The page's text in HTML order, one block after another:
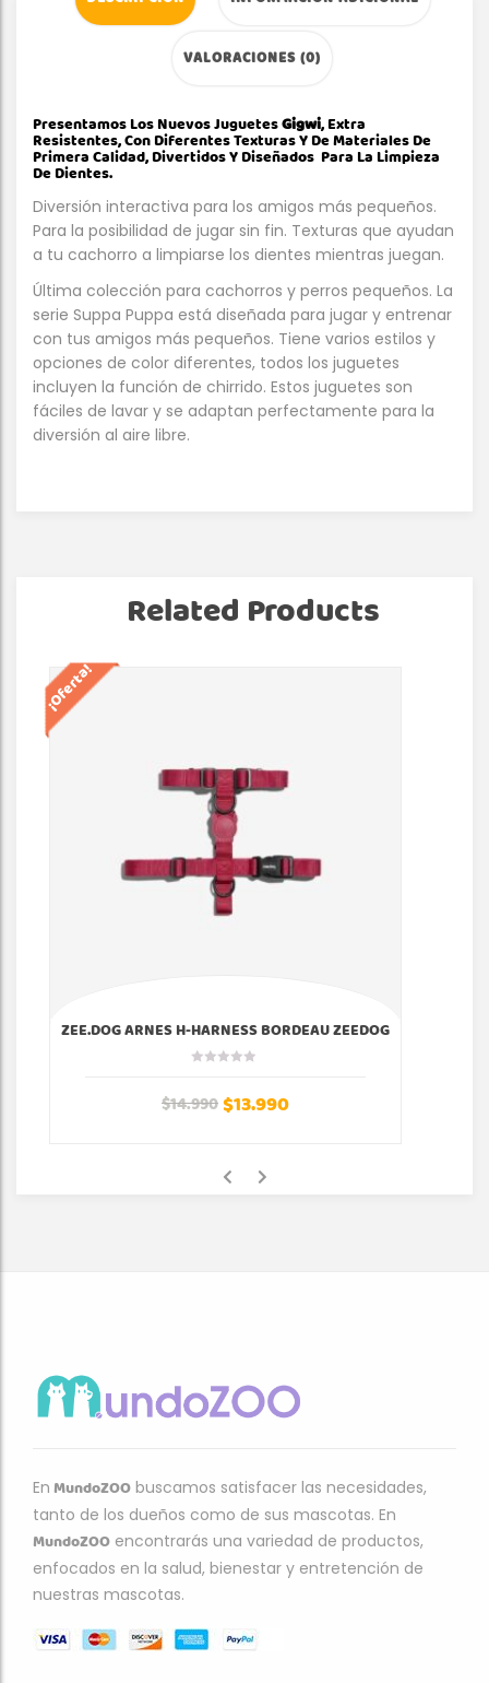
VALORACIONES (0)
Presentamos Los Nuevos JuguetesGigwi, Extra
Resistentes, Con Diferentes Texturas Y De Materiales De
Primera Calidad, Divertidos Y Diseñados Para La Limpieza
De Dientes.
Diversión interactiva para los amigos más pequeños.
Para la posibilidad de jugar sin fin. Texturas que ayudan
a tu cachorro a limpiarse los dientes mientras juegan.
Última colección para cachorros y perros pequeños. La
serie Suppa Puppa está diseñada para jugar y entrenar
con tus amigos más pequeños. Tiene varios estilos y
opciones de color diferentes, todos los juguetes
incluyen la función de chirrido. Estos juguetes son
fáciles de lavar y se adaptan perfectamente para la
diversión al aire libre.
Related Products
¡Oferta!
ZEE.DOG ARNES H-HARNESS BORDEAU ZEEDOG
$14.990$13.990
En MundoZOO buscamos satisfacer las necesidades,
tanto de los dueños como de sus mascotas. En
MundoZOO encontrarás una variedad de productos,
enfocados en la salud, bienestar y entretención de
nuestras mascotas.